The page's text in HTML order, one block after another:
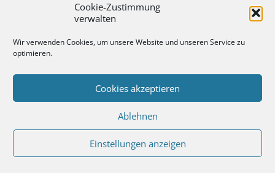
Cookie-Zustimmung
verwalten
Wir verwenden Cookies, um unsere Website und unseren Service zu
optimieren.
Cookies akzeptieren
Ablehnen
Einstellungen anzeigen
ProService informiert:
Vertrauen Sie auf